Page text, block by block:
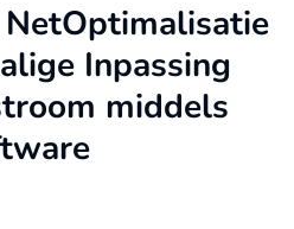
NetOptimalisatie
Inpassing
middels